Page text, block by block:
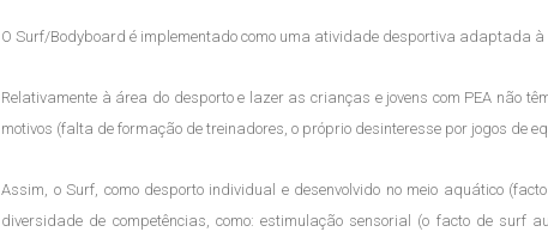
O Surf/Bodyboard é implementado como uma atividade desportiva adaptada à
Relativamente à área do desporto e lazer as crianças e jovens com PEA não
motivos (falta de formação de treinadores, o próprio desinteresse por jogos de
Assim, o Surf, como desporto individual e desenvolvido no meio aquático
diversidade de competências, como: estimulação sensorial (o facto de surf